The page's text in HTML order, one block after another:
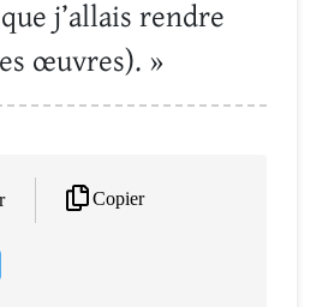
j’allais rendre
œuvres). »
Copier